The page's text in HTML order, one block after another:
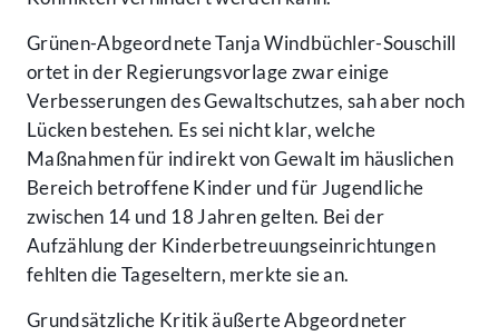
Grünen-Abgeordnete Tanja Windbüchler-Souschill
ortet in der Regierungsvorlage zwar einige
Verbesserungen des Gewaltschutzes, sah aber noch
Lücken bestehen. Es sei nicht klar, welche
Maßnahmen für indirekt von Gewalt im häuslichen
Bereich betroffene Kinder und für Jugendliche
zwischen 14 und 18 Jahren gelten. Bei der
Aufzählung der Kinderbetreuungseinrichtungen
fehlten die Tageseltern, merkte sie an.
Grundsätzliche Kritik äußerte Abgeordneter